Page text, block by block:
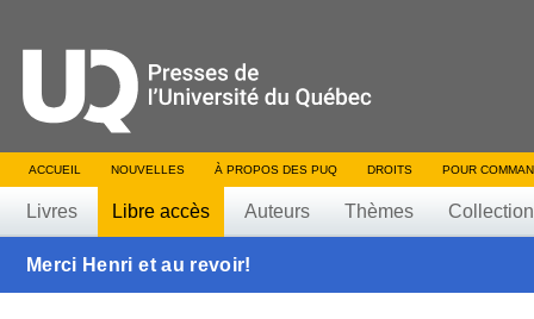
ACCUEIL NOUVELLES À PROPOS DES PUQ DROITS POUR
Livres Libre accès Auteurs Thèmes
Merci Henri et au revoir!